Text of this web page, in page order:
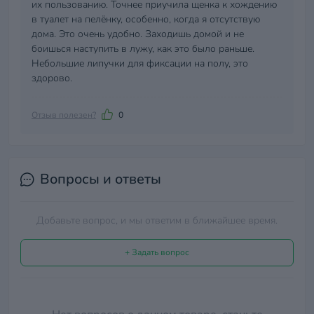
их пользованию. Точнее приучила щенка к хождению
в туалет на пелёнку, особенно, когда я отсутствую
дома. Это очень удобно. Заходишь домой и не
боишься наступить в лужу, как это было раньше.
Небольшие липучки для фиксации на полу, это
здорово.
Отзыв полезен? 0
Вопросы и ответы
Добавьте вопрос, и мы ответим в ближайшее время.
+ Задать вопрос